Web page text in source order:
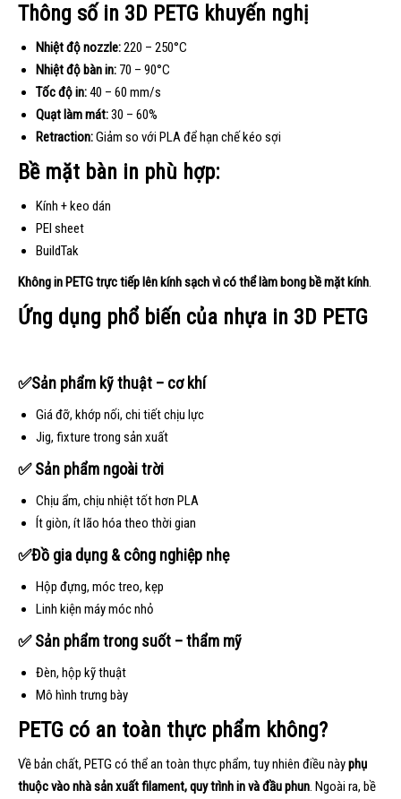
Thông số in 3D PETG khuyến nghị
Nhiệt độ nozzle:220 – 250°C
Nhiệt độ bàn in: 70 – 90°C
Tốc độ in:40 – 60 mm/s
Quạt làm mát:30 – 60%
Retraction:Giảm so với PLA để hạn chế kéo sợi
Bề mặt bàn in phù hợp:
Kính + keo dán
PEI sheet
BuildTak
Không in PETG trực tiếp lên kính sạch vì có thể làm bong bề mặt kính.
Ứng dụng phổ biến của nhựa in 3D PETG
✅Sản phẩm kỹ thuật – cơ khí
Giá đỡ, khớp nối, chi tiết chịu lực
Jig, fixture trong sản xuất
✅ Sản phẩm ngoài trời
Chịu ẩm, chịu nhiệt tốt hơn PLA
Ít giòn, ít lão hóa theo thời gian
✅Đồ gia dụng & công nghiệp nhẹ
Hộp đựng, móc treo, kẹp
Linh kiện máy móc nhỏ
✅ Sản phẩm trong suốt – thẩm mỹ
Đèn, hộp kỹ thuật
Mô hình trưng bày
PETG có an toàn thực phẩm không?
Về bản chất, PETG có thể an toàn thực phẩm, tuy nhiên điều nàyphụ
thuộc vào nhà sản xuất filament, quy trình in và đầu phun. Ngoài ra, bề